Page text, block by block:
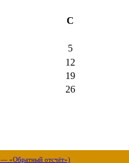
С
5
12
19
26
«Обратный отсчёт»)